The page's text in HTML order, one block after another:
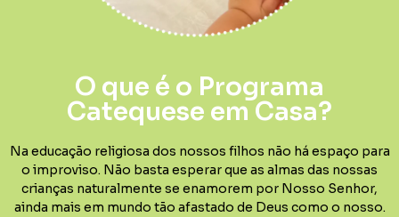
O que é o Programa
Catequese em Casa?
Na educação religiosa dos nossos filhos não há espaço para
o improviso. Não basta esperar que as almas das nossas
crianças naturalmente se enamorem por Nosso Senhor,
ainda mais em mundo tão afastado de Deus como o nosso.